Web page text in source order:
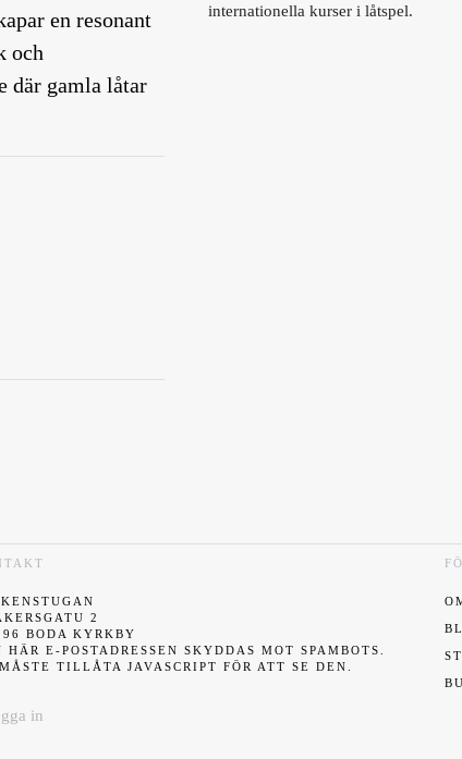
en resonant
och
där gamla låtar
internationella kurser i låtspel.
2
BODA KYRKBY
HÄR E-POSTADRESSEN SKYDDAS MOT SPAMBOTS.
TILLÅTA JAVASCRIPT FÖR ATT SE DEN.
in